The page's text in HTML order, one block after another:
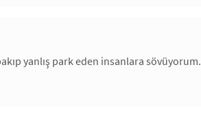
yanlış park eden insanlara sövüyorum.